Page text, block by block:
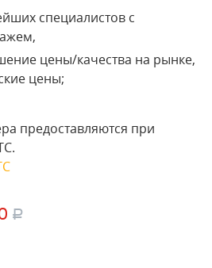
специалистов с
цены/качества на рынке,
цены;
предоставляются при
a